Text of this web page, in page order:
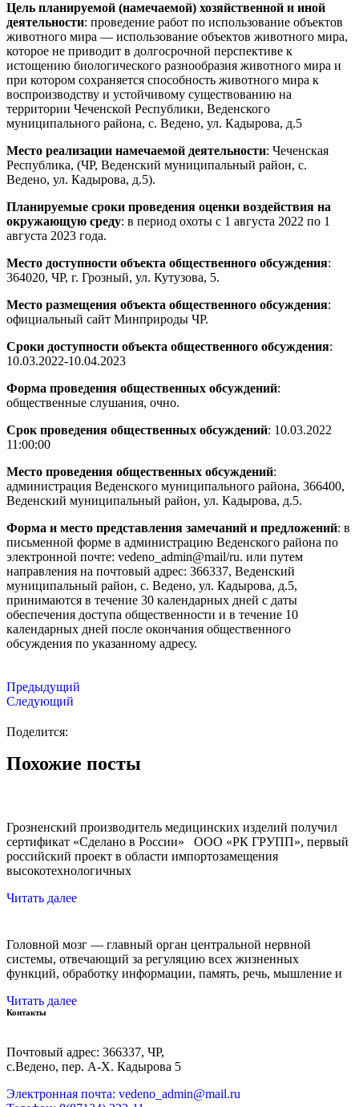
Цель планируемой (намечаемой) хозяйственной и иной
деятельности: проведение работ по использование объектов
животного мира — использование объектов животного мира,
которое не приводит в долгосрочной перспективе к
истощению биологического разнообразия животного мира и
при котором сохраняется способность животного мира к
воспроизводству и устойчивому существованию на
территории Чеченской Республики, Веденского
муниципального района, с. Ведено, ул. Кадырова, д.5
Место реализации намечаемой деятельности: Чеченская
Республика, (ЧР, Веденский муниципальный район, с.
Ведено, ул. Кадырова, д.5).
Планируемые сроки проведения оценки воздействия на
окружающую среду: в период охоты с 1 августа 2022 по 1
августа 2023 года.
Место доступности объекта общественного обсуждения:
364020, ЧР, г. Грозный, ул. Кутузова, 5.
Место размещения объекта общественного обсуждения:
официальный сайт Минприроды ЧР.
Сроки доступности объекта общественного обсуждения:
10.03.2022-10.04.2023
Форма проведения общественных обсуждений:
общественные слушания, очно.
Срок проведения общественных обсуждений: 10.03.2022
11:00:00
Место проведения общественных обсуждений:
администрация Веденского муниципального района, 366400,
Веденский муниципальный район, ул. Кадырова, д.5.
Форма и место представления замечаний и предложений: в
письменной форме в администрацию Веденского района по
электронной почте: vedeno_admin@mail/ru. или путем
направления на почтовый адрес: 366337, Веденский
муниципальный район, с. Ведено, ул. Кадырова, д.5,
принимаются в течение 30 календарных дней с даты
обеспечения доступа общественности и в течение 10
календарных дней после окончания общественного
обсуждения по указанному адресу.
Предыдущий
Следующий
Поделится:
Похожие посты
Грозненский производитель медицинских изделий получил
сертификат «Сделано в России» ООО «РК ГРУПП», первый
российский проект в области импортозамещения
высокотехнологичных
Читать далее
Головной мозг — главный орган центральной нервной
системы, отвечающий за регуляцию всех жизненных
функций, обработку информации, память, речь, мышление и
Читать далее
Контакты
Почтовый адрес: 366337, ЧР,
с.Ведено, пер. А-Х. Кадыровa 5
Электронная почта: vedeno_admin@mail.ru